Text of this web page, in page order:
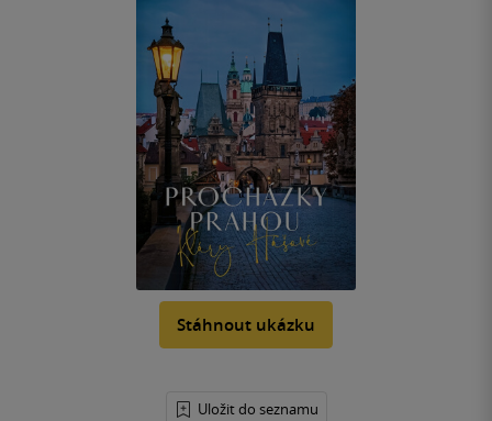
Stáhnout ukázku
Uložit do seznamu